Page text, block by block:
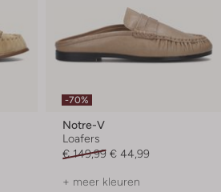
-70%
Notre-V
Loafers
€ 149,99 € 44,99
+ meer kleuren